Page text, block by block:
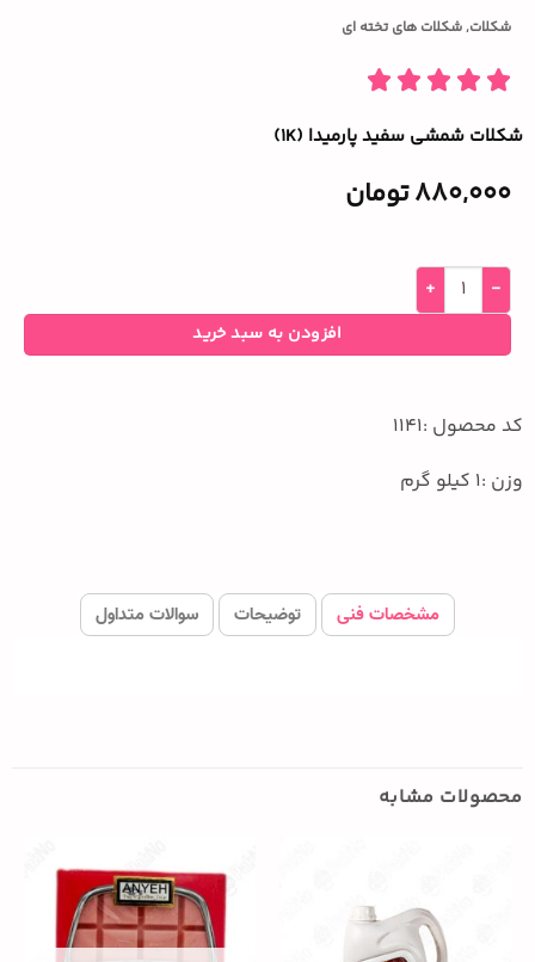
شکلات,شکلات های تخته ای
شکلات شمشی سفید پارمیدا (۱K)
880,000تومان
افزودن به سبد خرید
کد محصول :1141
وزن :1 کیلو گرم
مشخصات فنی توضیحات سوالات متداول
محصولات مشابه